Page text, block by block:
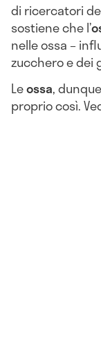
di ricercatori
sostiene che l’
nelle ossa –
zucchero e dei
Leossa,
proprio così.